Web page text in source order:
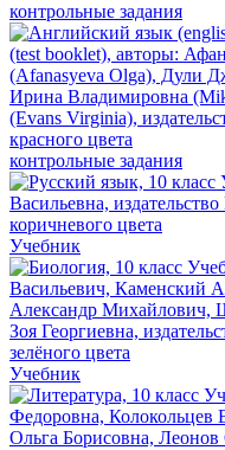
контрольные задания
контрольные задания
Учебник
Учебник